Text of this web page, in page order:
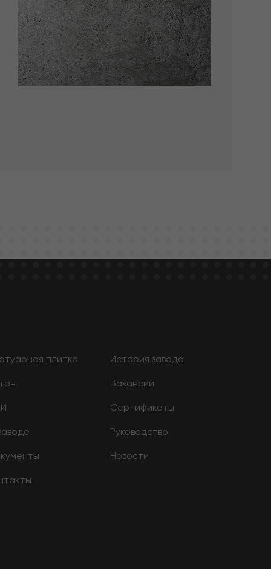
плитка История завода
Вакансии
Сертификаты
Руководство
Новости